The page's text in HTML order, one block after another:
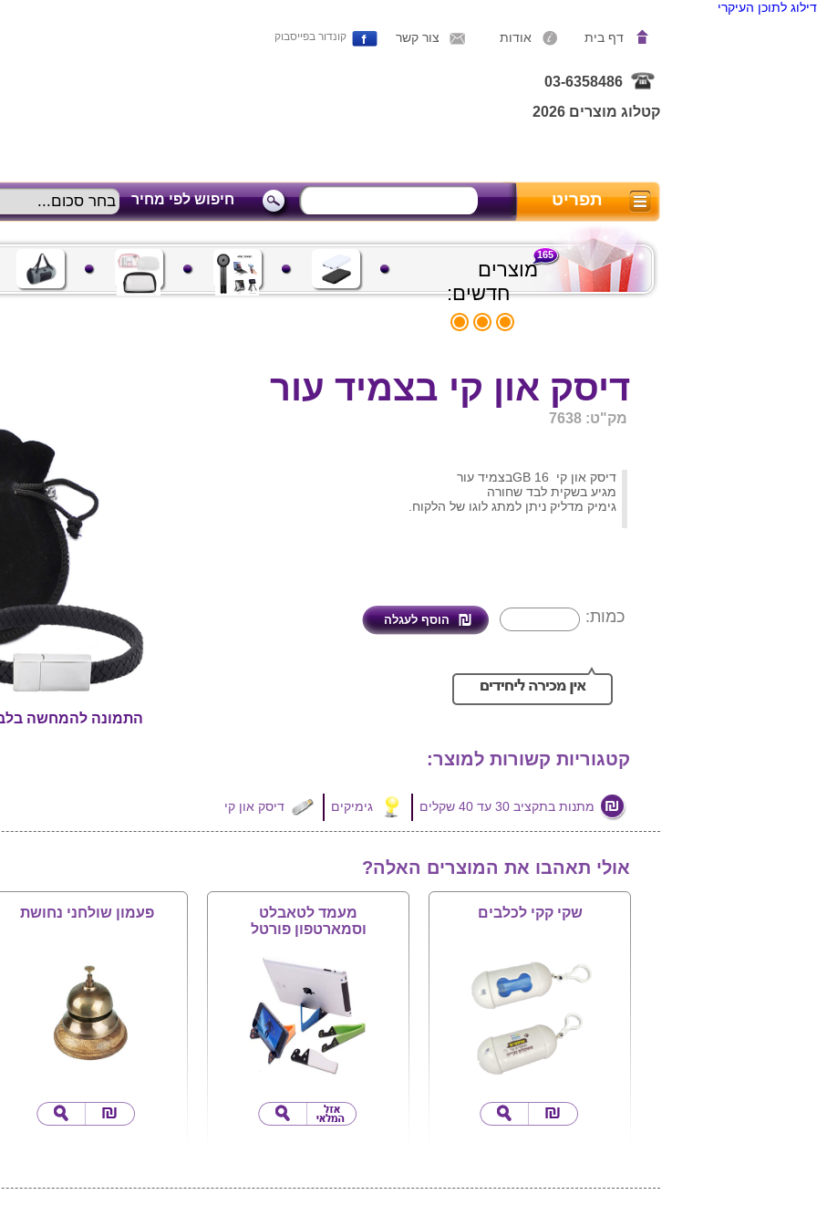
דילוג לתוכן העיקרי
דף בית אודות צור קשר קונדור בפייסבוק
03-6358486
קטלוג מוצרים 2026
תפריט חיפוש לפי מחיר
מוצרים
חדשים:
165
דיסק און קי בצמיד עור
מק"ט: 7638
התמונה להמחשה
דיסק און קי 16 GBבצמיד עור
מגיע בשקית לבד שחורה
גימיק מדליק ניתן למתג לוגו של הלקוח.
כמות:
קטגוריות קשורות למוצר:
מתנות בתקציב 30 עד 40 שקלים גימיקים דיסק און קי
אולי תאהבו את המוצרים האלה?
שקי קקי לכלבים
מעמד לטאבלט
וסמארטפון פורטל
פעמון שולחני נחושת